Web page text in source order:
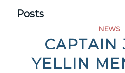
Posts
NEWS
CAPTAIN
YELLIN